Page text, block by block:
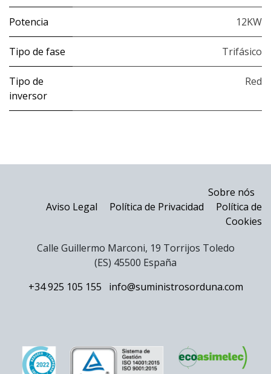
Potencia 12KW
Tipo de fase Trifásico
Tipo de
inversor
Red
Sobre nós
Aviso Legal
Política de Privacidad
Política de
Cookies
Calle Guillermo Marconi, 19 Torrijos Toledo
(ES) 45500 España
+34 925 105 155
info@suministrosorduna.com